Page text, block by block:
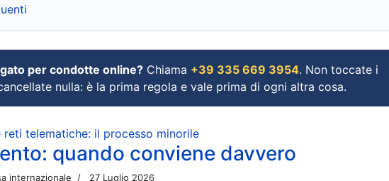
per condotte online? Chiama +39 335 669 3954. Non toccate i
nulla: è la prima regola e vale prima di ogni altra cosa.
telematiche: il processo minorile
quando conviene davvero
internazionale 27 Luglio 2026